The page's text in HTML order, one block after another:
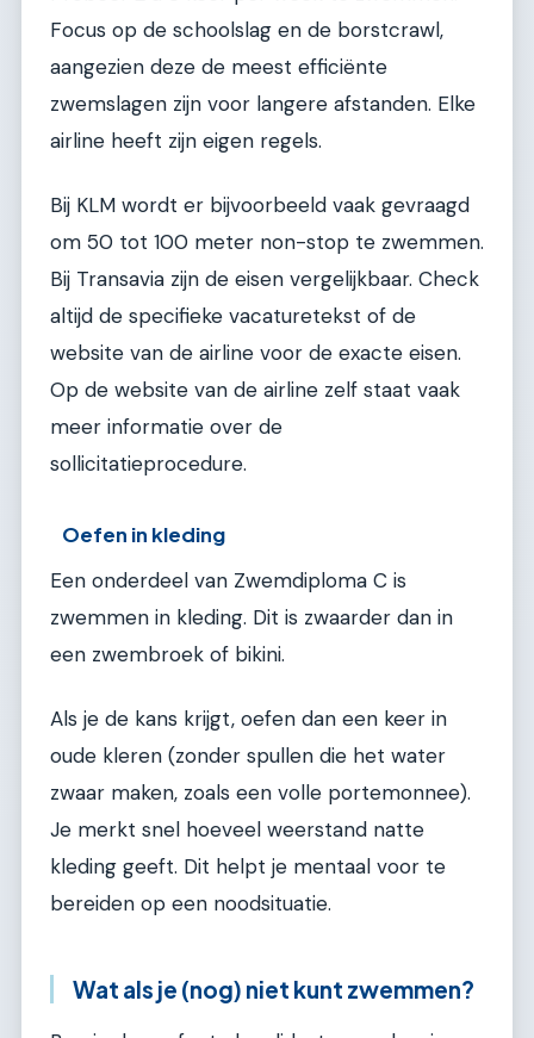
Focus op de schoolslag en de borstcrawl,
aangezien deze de meest efficiënte
zwemslagen zijn voor langere afstanden. Elke
airline heeft zijn eigen regels.
Bij KLM wordt er bijvoorbeeld vaak gevraagd
om 50 tot 100 meter non-stop te zwemmen.
Bij Transavia zijn de eisen vergelijkbaar. Check
altijd de specifieke vacaturetekst of de
website van de airline voor de exacte eisen.
Op de website van de airline zelf staat vaak
meer informatie over de
sollicitatieprocedure.
Oefen in kleding
Een onderdeel van Zwemdiploma C is
zwemmen in kleding. Dit is zwaarder dan in
een zwembroek of bikini.
Als je de kans krijgt, oefen dan een keer in
oude kleren (zonder spullen die het water
zwaar maken, zoals een volle portemonnee).
Je merkt snel hoeveel weerstand natte
kleding geeft. Dit helpt je mentaal voor te
bereiden op een noodsituatie.
Wat als je (nog) niet kunt zwemmen?